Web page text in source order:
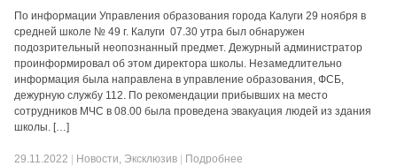
По информации Управления образования города Калуги 29 ноября в
средней школе № 49 г. Калуги 07.30 утра был обнаружен
подозрительный неопознанный предмет. Дежурный администратор
проинформировал об этом директора школы. Незамедлительно
информация была направлена в управление образования, ФСБ,
дежурную службу 112. По рекомендации прибывших на место
сотрудников МЧС в 08.00 была проведена эвакуация людей из здания
школы. […]
29.11.2022 Новости, Эксклюзив Подробнее